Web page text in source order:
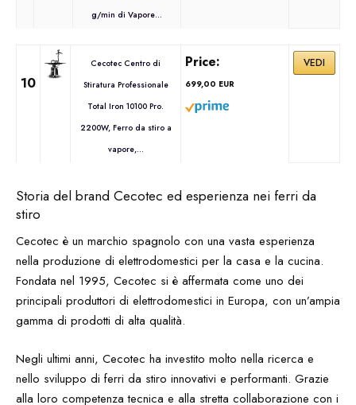
g/min di Vapore...
10
Cecotec Centro di
Stiratura Professionale
Total Iron 10100 Pro.
2200W, Ferro da stiro a
vapore,...
699,00 EUR
VEDI
Storia del brand Cecotec ed esperienza nei ferri da
stiro
Cecotec è un marchio spagnolo con una vasta esperienza
nella produzione di elettrodomestici per la casa e la cucina.
Fondata nel 1995, Cecotec si è affermata come uno dei
principali produttori di elettrodomestici in Europa, con un’ampia
gamma di prodotti di alta qualità.
Negli ultimi anni, Cecotec ha investito molto nella ricerca e
nello sviluppo di ferri da stiro innovativi e performanti. Grazie
alla loro competenza tecnica e alla stretta collaborazione con i